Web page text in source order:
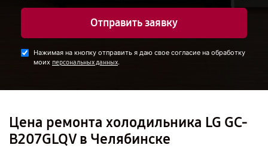
Отправить заявку
Нажимая на кнопку отправить я даю свое согласие на обработку
моих персональных данных.
Цена ремонта холодильника LG GC-
B207GLQV в Челябинске